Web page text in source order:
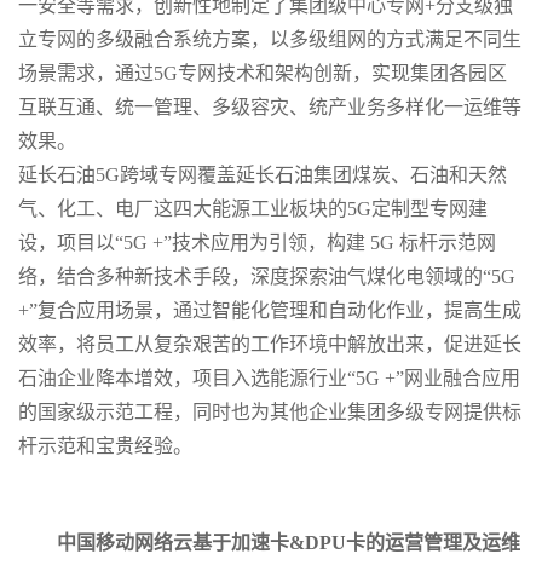
一安全等需求，创新性地制定了集团级中心专网+分支级独
立专网的多级融合系统方案，以多级组网的方式满足不同生
场景需求，通过5G专网技术和架构创新，实现集团各园区
互联互通、统一管理、多级容灾、统产业务多样化一运维等
效果。
延长石油5G跨域专网覆盖延长石油集团煤炭、石油和天然
气、化工、电厂这四大能源工业板块的5G定制型专网建
设，项目以“5G +”技术应用为引领，构建 5G 标杆示范网
络，结合多种新技术手段，深度探索油气煤化电领域的“5G
+”复合应用场景，通过智能化管理和自动化作业，提高生成
效率，将员工从复杂艰苦的工作环境中解放出来，促进延长
石油企业降本增效，项目入选能源行业“5G +”网业融合应用
的国家级示范工程，同时也为其他企业集团多级专网提供标
杆示范和宝贵经验。
中国移动网络云基于加速卡&DPU卡的运营管理及运维